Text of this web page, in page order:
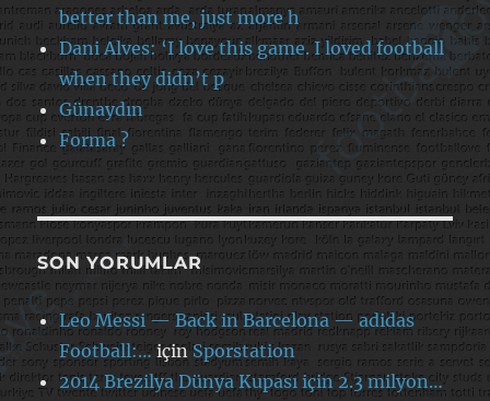
better than me, just more h
Dani Alves: ‘I love this game. I loved football
when they didn’t p
Günaydın
Forma ?
SON YORUMLAR
Leo Messi — Back in Barcelona — adidas
Football:…içinSporstation
2014 Brezilya Dünya Kupası için 2.3 milyon…